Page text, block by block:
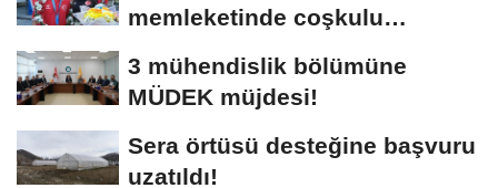
memleketinde coşkulu
3 mühendislik bölümüne
MÜDEK müjdesi!
Sera örtüsü desteğine başvuru
uzatıldı!